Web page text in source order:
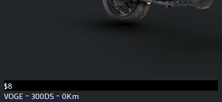
$8
VOGE – 300DS – 0Km